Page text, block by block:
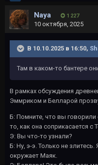
Naya 1 227
10 октября, 2025
В 10.10.2025 в 16:50,
Там в каком-то бантере
В рамках обсуждения
Эммриком и Белларой
Б: Помните, что вы
то, как она соприкасается
Э: Вы что-то узнали?
Б: Ну, э-э. Только не
окружает Маяк.